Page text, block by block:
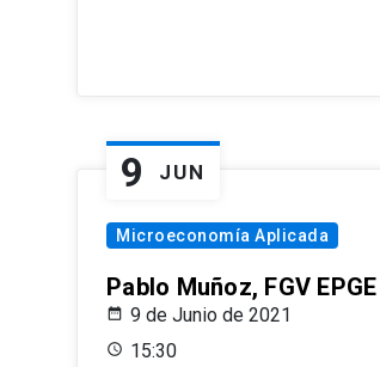
9 JUN
Microeconomía Aplicada
Pablo Muñoz, FGV EPGE
9 de Junio de 2021
15:30